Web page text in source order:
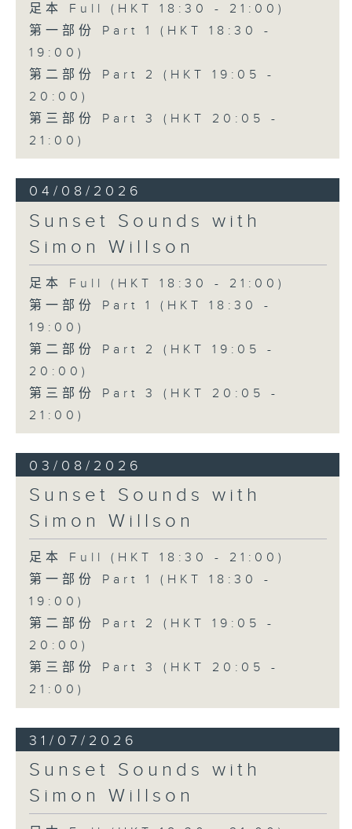
足本 Full (HKT 18:30 - 21:00)
第一部份 Part 1 (HKT 18:30 -
19:00)
第二部份 Part 2 (HKT 19:05 -
20:00)
第三部份 Part 3 (HKT 20:05 -
21:00)
04/08/2026
Sunset Sounds with
Simon Willson
足本 Full (HKT 18:30 - 21:00)
第一部份 Part 1 (HKT 18:30 -
19:00)
第二部份 Part 2 (HKT 19:05 -
20:00)
第三部份 Part 3 (HKT 20:05 -
21:00)
03/08/2026
Sunset Sounds with
Simon Willson
足本 Full (HKT 18:30 - 21:00)
第一部份 Part 1 (HKT 18:30 -
19:00)
第二部份 Part 2 (HKT 19:05 -
20:00)
第三部份 Part 3 (HKT 20:05 -
21:00)
31/07/2026
Sunset Sounds with
Simon Willson